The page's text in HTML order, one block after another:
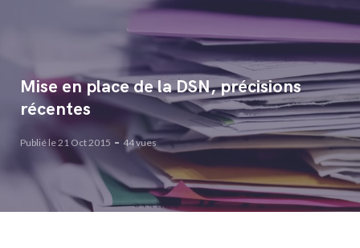
Mise en place de la DSN, précisions
récentes
Publié le 21 Oct 2015 44 vues